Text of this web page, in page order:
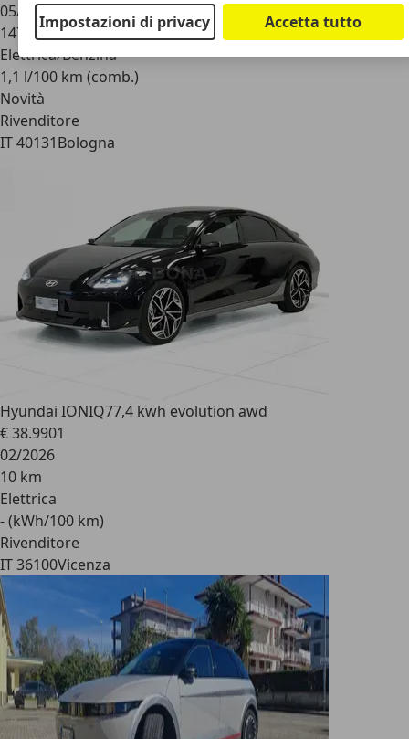
05/2018
147.489 km
Elettrica/Benzina
1,1 l/100 km (comb.)
Novità
Rivenditore
IT 40131Bologna
Hyundai IONIQ77,4 kwh evolution awd
€ 38.9901
02/2026
10 km
Elettrica
- (kWh/100 km)
Rivenditore
IT 36100Vicenza
Impostazioni di privacy Accetta tutto